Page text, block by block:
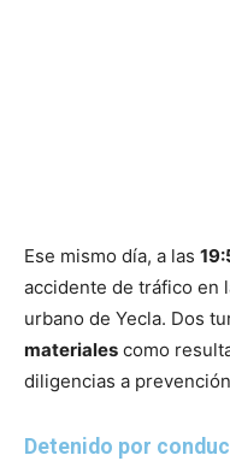
Ese mismo día, a las
accidente de tráfico en
urbano de Yecla. Dos
materiales como
diligencias a
Detenido por